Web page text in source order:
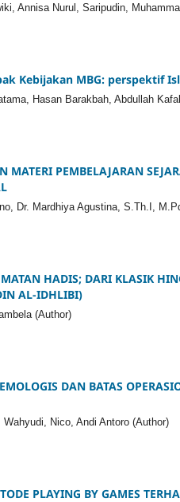
Annisa Nurul, Saripudin,
Kebijakan MBG: perspektif
Hasan Barakbah, Abdullah
MATERI PEMBELAJARAN
Dr. Mardhiya Agustina, S.Th.I,
HADIS; DARI KLASIK
AL-IDHLIBI)
(Author)
DAN BATAS
Wahyudi, Nico, Andi Antoro (Author)
PLAYING BY GAMES